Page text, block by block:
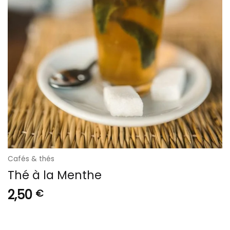
Cafés & thés
Thé à la Menthe
2,50 €